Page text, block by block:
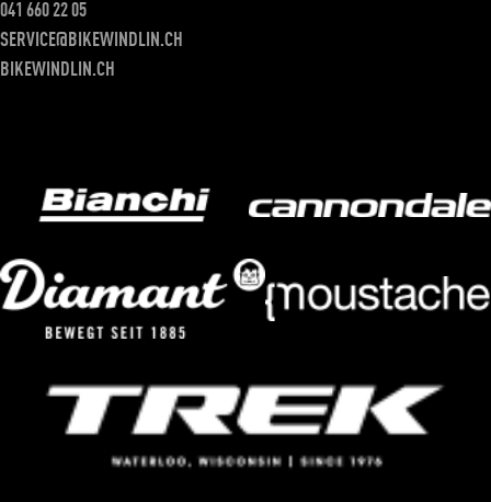
041 660 22 05
SERVICE@BIKEWINDLIN.CH
BIKEWINDLIN.CH